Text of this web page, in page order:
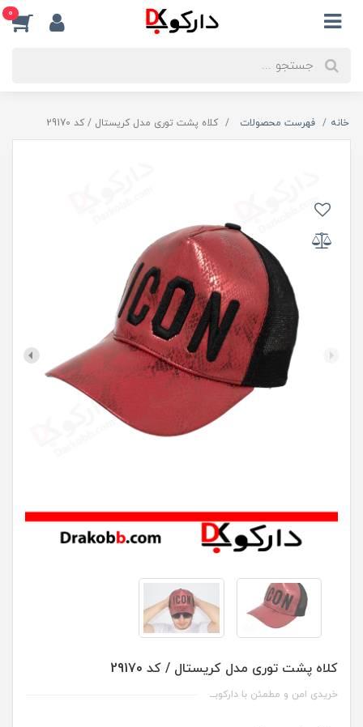
0
خانه فهرست محصولات کلاه پشت توری مدل کریستال / کد 29170
کلاه پشت توری مدل کریستال / کد 29170
خریدی امن و مطمئن با دارکوبــ